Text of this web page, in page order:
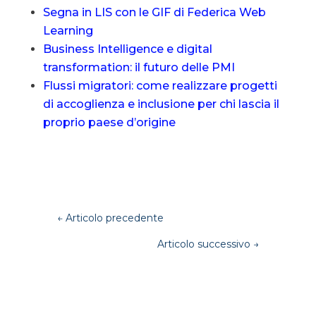
Segna in LIS con le GIF di Federica Web
Learning
Business Intelligence e digital
transformation: il futuro delle PMI
Flussi migratori: come realizzare progetti
di accoglienza e inclusione per chi lascia il
proprio paese d’origine
← Articolo precedente
Articolo successivo →